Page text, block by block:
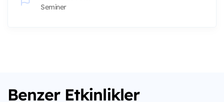
Seminer
Benzer Etkinlikler